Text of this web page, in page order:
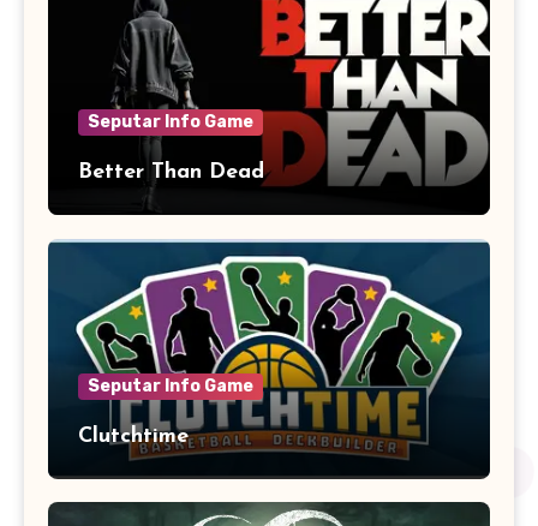
Seputar Info Game
Better Than Dead
Seputar Info Game
Clutchtime